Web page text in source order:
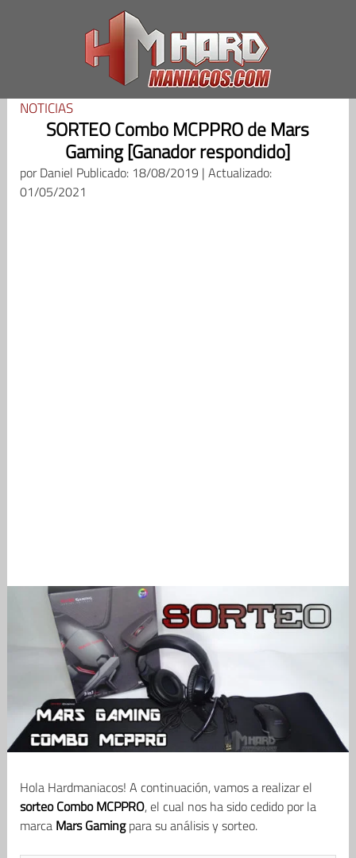
NOTICIAS
SORTEO Combo MCPPRO de Mars
Gaming [Ganador respondido]
porDaniel Publicado: 18/08/2019 | Actualizado:
01/05/2021
Hola Hardmaniacos! A continuación, vamos a realizar el
sorteo Combo MCPPRO, el cual nos ha sido cedido por la
marca Mars Gamingpara su análisis y sorteo.